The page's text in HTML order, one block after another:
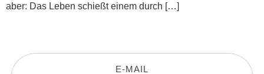
aber: Das Leben schießt einem durch […]